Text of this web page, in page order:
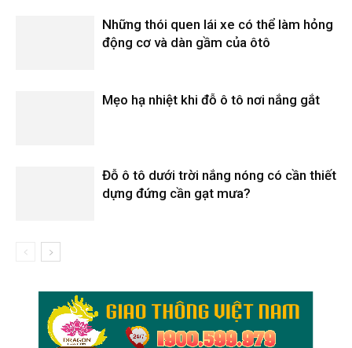
Những thói quen lái xe có thể làm hỏng
động cơ và dàn gầm của ôtô
Mẹo hạ nhiệt khi đỗ ô tô nơi nắng gắt
Đỗ ô tô dưới trời nắng nóng có cần thiết
dựng đứng cần gạt mưa?